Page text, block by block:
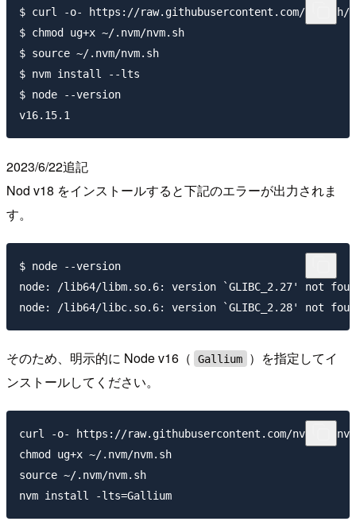
$ curl -o- https://raw.githubusercontent.com/nvm-
$ chmod ug+x ~/.nvm/nvm.sh
$ source ~/.nvm/nvm.sh
$ nvm install --lts
$ node --version
2023/6/22追記
Nod v18 をインストールすると下記のエラーが出力されま
す。
$ node --version
node: /lib64/libm.so.6: version `GLIBC_2.27' not
そのため、明示的に Node v16（ Gallium
）を指定してイ
ンストールしてください。
curl -o- https://raw.githubusercontent.com/nvm-sh/
chmod ug+x ~/.nvm/nvm.sh
source ~/.nvm/nvm.sh